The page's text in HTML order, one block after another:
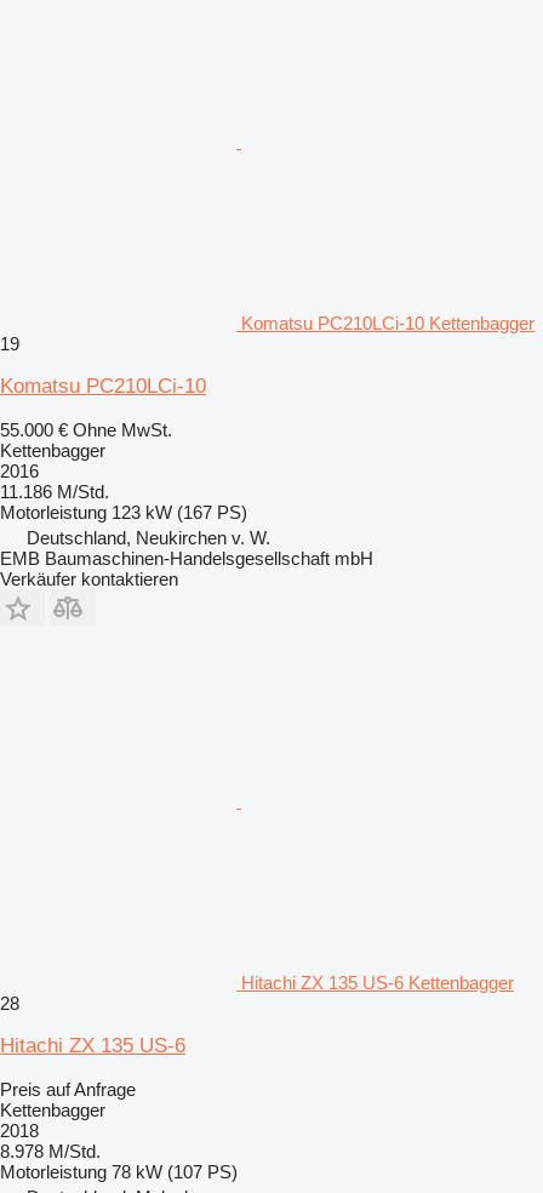
Komatsu PC210LCi-10 Kettenbagger
19
Komatsu PC210LCi-10
55.000 € Ohne MwSt.
Kettenbagger
2016
11.186 M/Std.
Motorleistung 123 kW (167 PS)
Deutschland, Neukirchen v. W.
EMB Baumaschinen-Handelsgesellschaft mbH
Verkäufer kontaktieren
Hitachi ZX 135 US-6 Kettenbagger
28
Hitachi ZX 135 US-6
Preis auf Anfrage
Kettenbagger
2018
8.978 M/Std.
Motorleistung 78 kW (107 PS)